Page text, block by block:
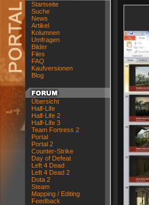
Startseite
Suche
News
Artikel
Kolumnen
Umfragen
Bilder
Files
FAQ
Kaufversionen
Blog
Übersicht
Half-Life
Half-Life 2
Half-Life 3
Team Fortress 2
Portal
Portal 2
Counter-Strike
Day of Defeat
Left 4 Dead
Left 4 Dead 2
Dota 2
Steam
Mapping / Editing
Feedback